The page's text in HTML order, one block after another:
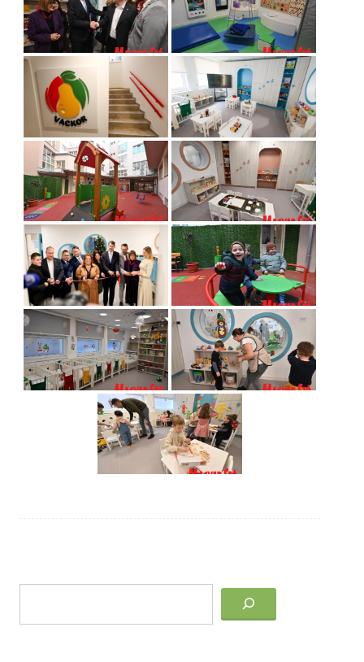
Keresés